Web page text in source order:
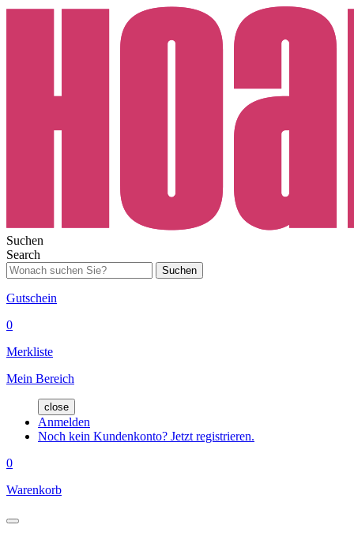
Suchen
Search
Suchen
Gutschein
0
Merkliste
Mein Bereich
close
Anmelden
Noch kein Kundenkonto? Jetzt registrieren.
0
Warenkorb